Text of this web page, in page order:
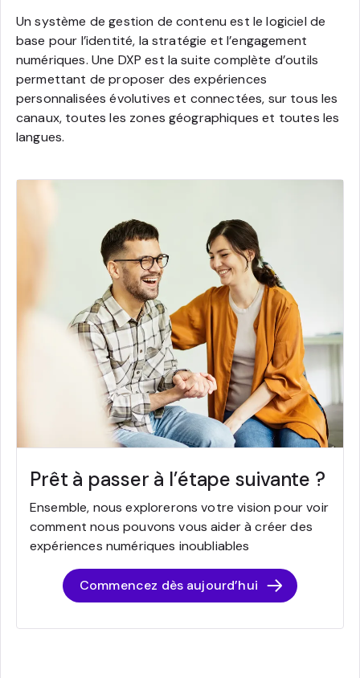
Un système de gestion de contenu est le logiciel de
base pour l’identité, la stratégie et l’engagement
numériques. Une DXP est la suite complète d’outils
permettant de proposer des expériences
personnalisées évolutives et connectées, sur tous les
canaux, toutes les zones géographiques et toutes les
langues.
Prêt à passer à l’étape suivante ?
Ensemble, nous explorerons votre vision pour voir
comment nous pouvons vous aider à créer des
expériences numériques inoubliables
Commencez dès aujourd’hui